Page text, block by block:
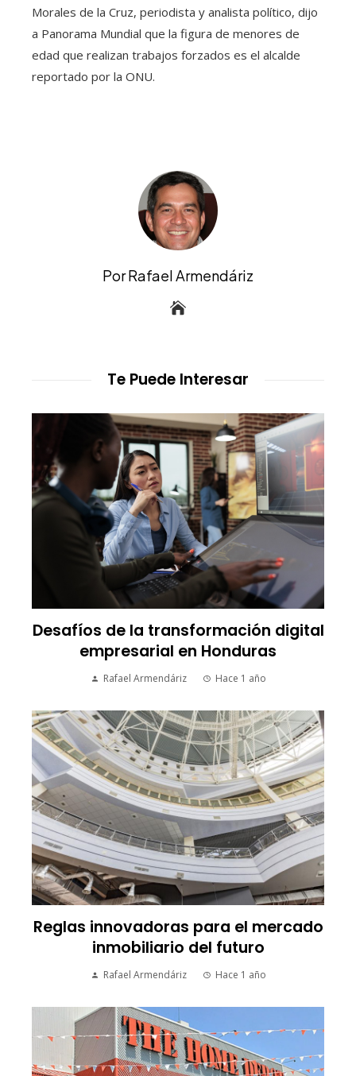
Morales de la Cruz, periodista y analista político, dijo
a Panorama Mundial que la figura de menores de
edad que realizan trabajos forzados es el alcalde
reportado por la ONU.
Por Rafael Armendáriz
Te Puede Interesar
Desafíos de la transformación digital
empresarial en Honduras
Rafael Armendáriz Hace 1 año
Reglas innovadoras para el mercado
inmobiliario del futuro
Rafael Armendáriz Hace 1 año